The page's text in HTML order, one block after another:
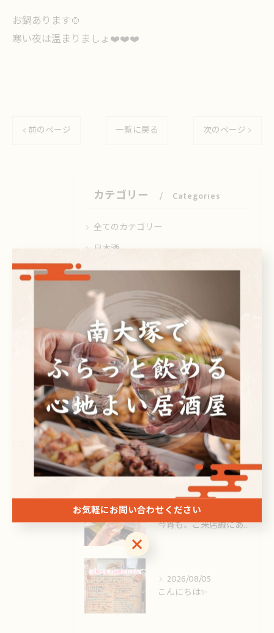
お鍋あります🍲
寒い夜は温まりましょ❤️❤️❤️
< 前のページ 一覧に戻る 次のページ >
カテゴリー Categories
全てのカテゴリー
日本酒
ビール
焼酎
刺身
ドリンク
最近の投稿 Recent Posts
2026/08/06
こんにちは✨️
2026/08/06
今宵も、ご来店誠にありがとうございました🙏
2026/08/05
こんにちは✨️
お気軽にお問い合わせください
お気軽にお問い合わせください